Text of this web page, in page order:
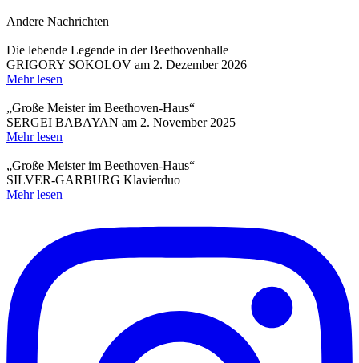
Andere Nachrichten
Die lebende Legende in der Beethovenhalle
GRIGORY SOKOLOV am 2. Dezember 2026
Mehr lesen
„Große Meister im Beethoven-Haus“
SERGEI BABAYAN am 2. November 2025
Mehr lesen
„Große Meister im Beethoven-Haus“
SILVER-GARBURG Klavierduo
Mehr lesen